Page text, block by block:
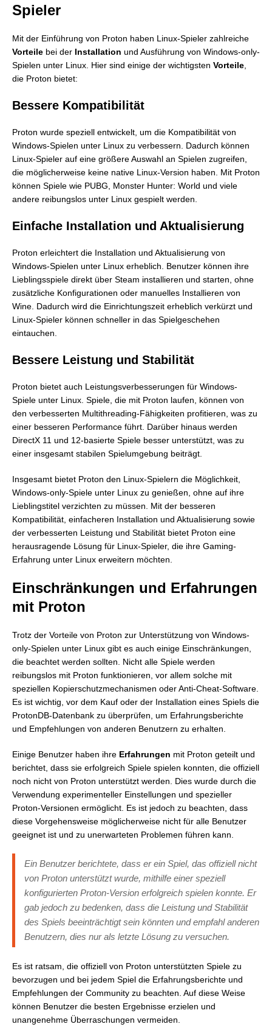
Spieler
Mit der Einführung von Proton haben Linux-Spieler zahlreiche
Vorteile bei der Installation und Ausführung von Windows-only-
Spielen unter Linux. Hier sind einige der wichtigsten Vorteile
die Proton bietet:
Bessere Kompatibilität
Proton wurde speziell entwickelt, um die Kompatibilität von
Windows-Spielen unter Linux zu verbessern. Dadurch können
Linux-Spieler auf eine größere Auswahl an Spielen zugreifen,
die möglicherweise keine native Linux-Version haben. Mit Proton
können Spiele wie PUBG, Monster Hunter: World und viele
andere reibungslos unter Linux gespielt werden.
Einfache Installation und Aktualisierung
Proton erleichtert die Installation und Aktualisierung von
Windows-Spielen unter Linux erheblich. Benutzer können ihre
Lieblingsspiele direkt über Steam installieren und starten, ohne
zusätzliche Konfigurationen oder manuelles Installieren von
Wine. Dadurch wird die Einrichtungszeit erheblich verkürzt und
Linux-Spieler können schneller in das Spielgeschehen
eintauchen.
Bessere Leistung und Stabilität
Proton bietet auch Leistungsverbesserungen für Windows-
Spiele unter Linux. Spiele, die mit Proton laufen, können von
den verbesserten Multithreading-Fähigkeiten profitieren, was zu
einer besseren Performance führt. Darüber hinaus werden
DirectX 11 und 12-basierte Spiele besser unterstützt, was zu
einer insgesamt stabilen Spielumgebung beiträgt.
Insgesamt bietet Proton den Linux-Spielern die Möglichkeit,
Windows-only-Spiele unter Linux zu genießen, ohne auf ihre
Lieblingstitel verzichten zu müssen. Mit der besseren
Kompatibilität, einfacheren Installation und Aktualisierung sowie
der verbesserten Leistung und Stabilität bietet Proton eine
herausragende Lösung für Linux-Spieler, die ihre Gaming-
Erfahrung unter Linux erweitern möchten.
Einschränkungen und Erfahrungen
mit Proton
Trotz der Vorteile von Proton zur Unterstützung von Windows-
only-Spielen unter Linux gibt es auch einige Einschränkungen,
die beachtet werden sollten. Nicht alle Spiele werden
reibungslos mit Proton funktionieren, vor allem solche mit
speziellen Kopierschutzmechanismen oder Anti-Cheat-Software.
Es ist wichtig, vor dem Kauf oder der Installation eines Spiels die
ProtonDB-Datenbank zu überprüfen, um Erfahrungsberichte
und Empfehlungen von anderen Benutzern zu erhalten.
Einige Benutzer haben ihre Erfahrungen mit Proton geteilt und
berichtet, dass sie erfolgreich Spiele spielen konnten, die offiziell
noch nicht von Proton unterstützt werden. Dies wurde durch die
Verwendung experimenteller Einstellungen und spezieller
Proton-Versionen ermöglicht. Es ist jedoch zu beachten, dass
diese Vorgehensweise möglicherweise nicht für alle Benutzer
geeignet ist und zu unerwarteten Problemen führen kann.
Ein Benutzer berichtete, dass er ein Spiel, das offiziell nicht
von Proton unterstützt wurde, mithilfe einer speziell
konfigurierten Proton-Version erfolgreich spielen konnte. Er
gab jedoch zu bedenken, dass die Leistung und Stabilität
des Spiels beeinträchtigt sein könnten und empfahl anderen
Benutzern, dies nur als letzte Lösung zu versuchen.
Es ist ratsam, die offiziell von Proton unterstützten Spiele zu
bevorzugen und bei jedem Spiel die Erfahrungsberichte und
Empfehlungen der Community zu beachten. Auf diese Weise
können Benutzer die besten Ergebnisse erzielen und
unangenehme Überraschungen vermeiden.